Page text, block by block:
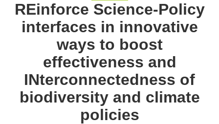
REinforce Science-Policy
interfaces in innovative
ways to boost
effectiveness and
INterconnectedness of
biodiversity and climate
policies